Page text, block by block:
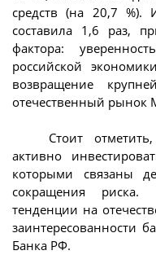
средств (на 20,7 %).
составила 1,6 раз,
фактора:
российской
возвращение
отечественный рынок
Стоит
активно
которыми связаны
сокращения
тенденции на
заинтересованности
Банка РФ.